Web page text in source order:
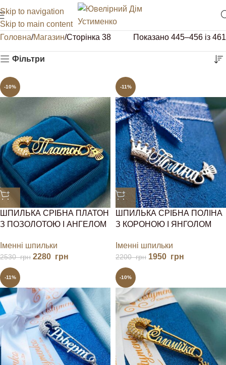
Skip to navigation
Skip to main content
Головна Магазин Сторінка 38 Показано 445–456 із 461
Фільтри
-10%
ШПИЛЬКА СРІБНА ПЛАТОН
З ПОЗОЛОТОЮ І АНГЕЛОМ
Іменні шпильки
2530грн 2280 грн
-11%
ШПИЛЬКА СРІБНА ПОЛІНА
З КОРОНОЮ І ЯНГОЛОМ
Іменні шпильки
2200грн 1950 грн
-11% -10%